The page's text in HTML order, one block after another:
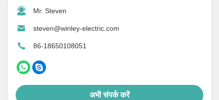
Mr. Steven
steven@winley-electric.com
86-18650108051
अभी संपर्क करें